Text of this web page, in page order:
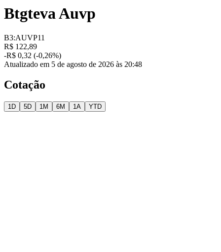
Btgteva Auvp
B3:AUVP11
R$ 122,89
-R$ 0,32 (-0,26%)
Atualizado em 5 de agosto de 2026 às 20:48
Cotação
1D 5D 1M 6M 1A YTD